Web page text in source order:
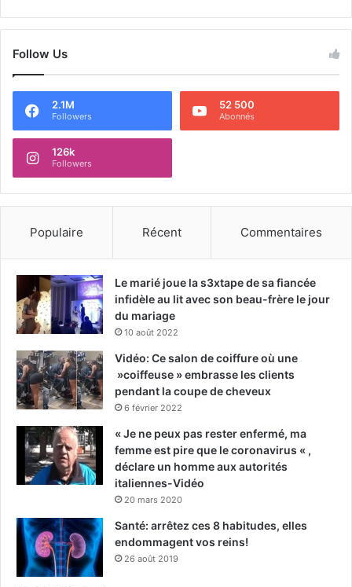
Follow Us
2.1M
Followers
52 500
Abonnés
126k
Followers
Populaire Récent Commentaires
Le marié joue la s3xtape de sa fiancée
infidèle au lit avec son beau-frère le jour
du mariage
10 août 2022
Vidéo: Ce salon de coiffure où une
»coiffeuse » embrasse les clients
pendant la coupe de cheveux
6 février 2022
« Je ne peux pas rester enfermé, ma
femme est pire que le coronavirus « ,
déclare un homme aux autorités
italiennes-Vidéo
20 mars 2020
Santé: arrêtez ces 8 habitudes, elles
endommagent vos reins!
26 août 2019